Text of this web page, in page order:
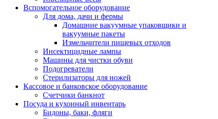
Вспомогательное оборудование
Для дома, дачи и фермы
Домашние вакуумные упаковщики и
вакуумные пакеты
Измельчители пищевых отходов
Инсектицидные лампы
Машины для чистки обуви
Подогреватели
Стерилизаторы для ножей
Кассовое и банковское оборудование
Счетчики банкнот
Посуда и кухонный инвентарь
Бидоны, баки, фляги